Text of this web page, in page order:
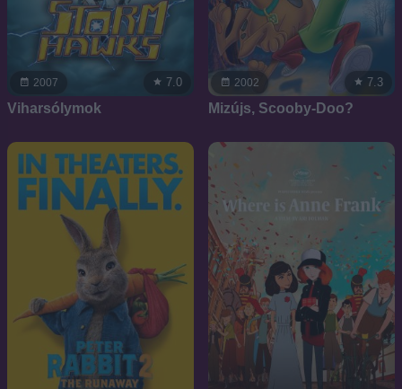
2007 7.0
Viharsólymok
2002 7.3
Mizújs, Scooby-Doo?